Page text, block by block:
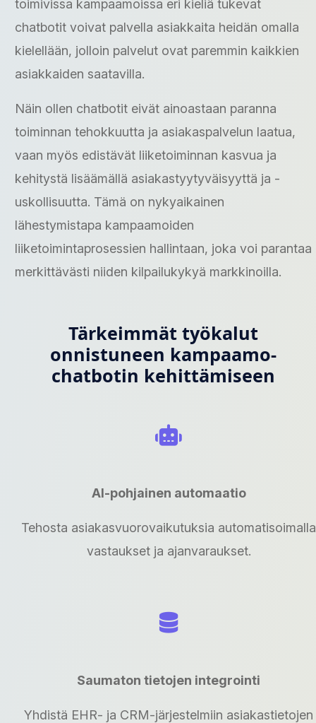
toimivissa kampaamoissa eri kieliä tukevat
chatbotit voivat palvella asiakkaita heidän omalla
kielellään, jolloin palvelut ovat paremmin kaikkien
asiakkaiden saatavilla.
Näin ollen chatbotit eivät ainoastaan paranna
toiminnan tehokkuutta ja asiakaspalvelun laatua,
vaan myös edistävät liiketoiminnan kasvua ja
kehitystä lisäämällä asiakastyytyväisyyttä ja -
uskollisuutta. Tämä on nykyaikainen
lähestymistapa kampaamoiden
liiketoimintaprosessien hallintaan, joka voi parantaa
merkittävästi niiden kilpailukykyä markkinoilla.
Tärkeimmät työkalut
onnistuneen kampaamo-
chatbotin kehittämiseen
AI-pohjainen automaatio
Tehosta asiakasvuorovaikutuksia automatisoimalla
vastaukset ja ajanvaraukset.
Saumaton tietojen integrointi
Yhdistä EHR- ja CRM-järjestelmiin asiakastietojen